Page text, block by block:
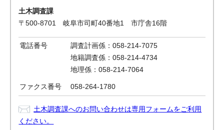
土木調査課
〒500-8701 岐阜市司町40番地1 市庁舎16階
電話番号
調査計画係：058-214-7075
地籍調査係：058-214-4734
地理係：058-214-7064
ファクス番号 058-264-1780
土木調査課へのお問い合わせは専用フォームをご利用
ください。